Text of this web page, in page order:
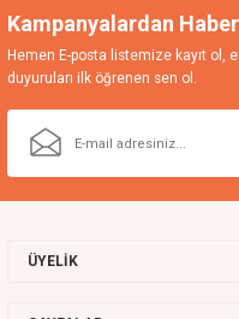
Kampanyalardan
Hemen E-posta listemize kayıt ol,
duyuruları ilk öğrenen sen ol.
ÜYELİK